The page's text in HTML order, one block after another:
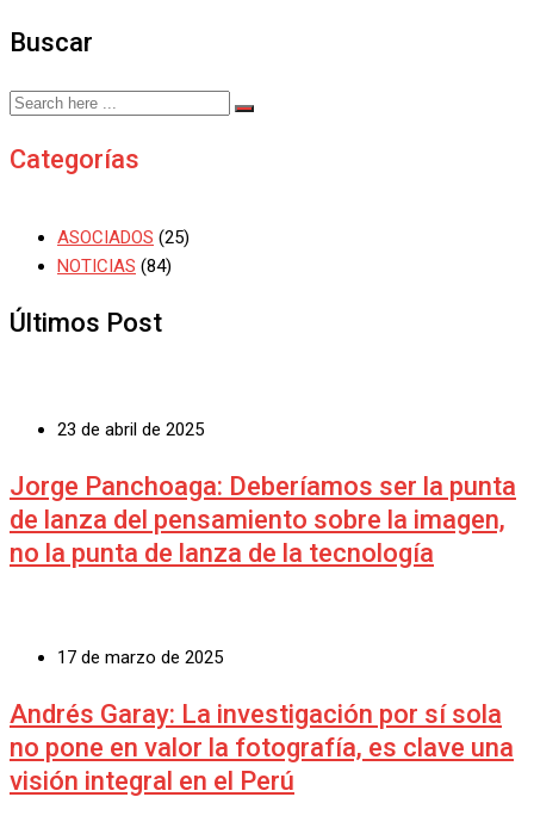
Buscar
Categorías
ASOCIADOS (25)
NOTICIAS (84)
Últimos Post
23 de abril de 2025
Jorge Panchoaga: Deberíamos ser la punta
de lanza del pensamiento sobre la imagen,
no la punta de lanza de la tecnología
17 de marzo de 2025
Andrés Garay: La investigación por sí sola
no pone en valor la fotografía, es clave una
visión integral en el Perú